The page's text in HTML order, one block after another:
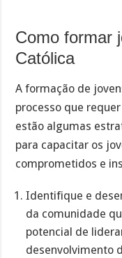
Como formar
Católica
A formação de
processo que
estão algumas
para capacitar os
comprometidos e
Identifique e
da comunidade
potencial de
desenvolvimento